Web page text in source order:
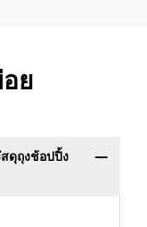
ย
สดุถุงช้อปปิ้ง